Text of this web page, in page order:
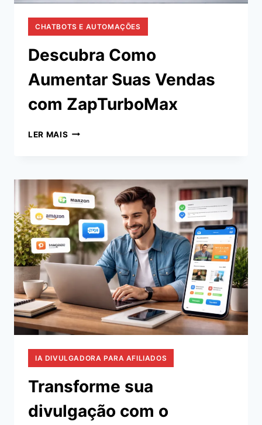
CHATBOTS E AUTOMAÇÕES
Descubra Como
Aumentar Suas Vendas
com ZapTurboMax
LER MAIS DESCUBRA
VENDAS
COM
ZAPTURBOMAX
IA DIVULGADORA PARA AFILIADOS
Transforme sua
divulgação com o